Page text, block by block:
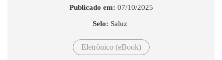
Publicado em: 07/10/2025
Selo: Saluz
Eletrônico (eBook)